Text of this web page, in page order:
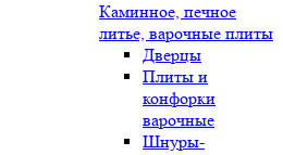
Каминное, печное
литье, варочные плиты
Дверцы
Плиты и
конфорки
варочные
Шнуры-